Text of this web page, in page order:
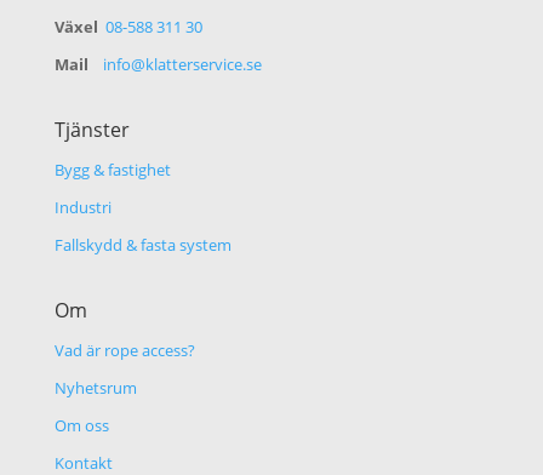
Växel 08-588 311 30
Mail info@klatterservice.se
Tjänster
Bygg & fastighet
Industri
Fallskydd & fasta system
Om
Vad är rope access?
Nyhetsrum
Om oss
Kontakt